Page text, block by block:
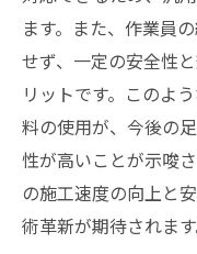
ます。また、作業員
せず、一定の安全性
リットです。このよ
料の使用が、今後の
性が高いことが示唆
の施工速度の向上と
術革新が期待されます